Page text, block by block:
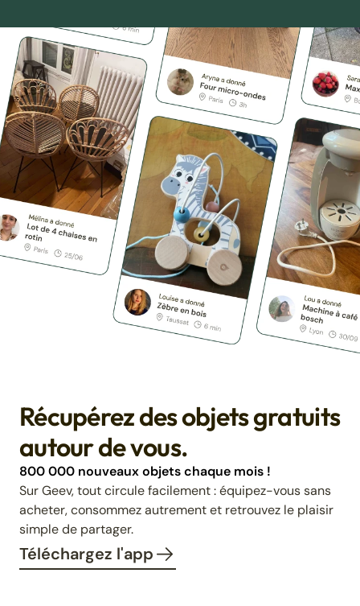
Récupérez des objets gratuits
autour de vous.
800 000 nouveaux objets chaque mois !
Sur Geev, tout circule facilement : équipez-vous sans
acheter, consommez autrement et retrouvez le plaisir
simple de partager.
Téléchargez l'app